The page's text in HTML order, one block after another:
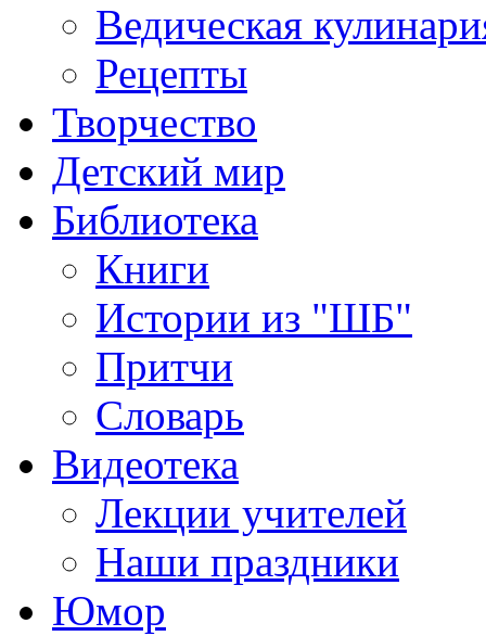
Ведическая
Рецепты
Творчество
Детский мир
Библиотека
Книги
Истории из "ШБ"
Притчи
Словарь
Видеотека
Лекции учителей
Наши праздники
Юмор